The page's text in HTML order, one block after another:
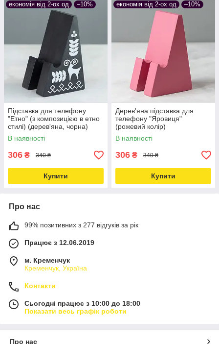
економія від 2-ох од –10%
Підставка для телефону
"Етно" (з композицією в етно
стилі) (дерев'яна, чорна)
В наявності
306 ₴ 340 ₴
Купити
економія від 2-ох од –10%
Дерев'яна підставка для
телефону "Яровиця"
(рожевий колір)
В наявності
306 ₴ 340 ₴
Купити
Про нас
99% позитивних з 277 відгуків за рік
Працює з 12.06.2019
м. Кременчук
Кременчук, Україна
Контакти
Сьогодні працює з 10:00 до 18:00
Показати весь графік роботи
Про нас